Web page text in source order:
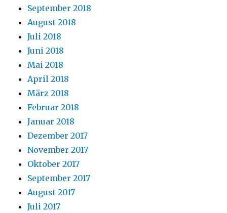
September 2018
August 2018
Juli 2018
Juni 2018
Mai 2018
April 2018
März 2018
Februar 2018
Januar 2018
Dezember 2017
November 2017
Oktober 2017
September 2017
August 2017
Juli 2017